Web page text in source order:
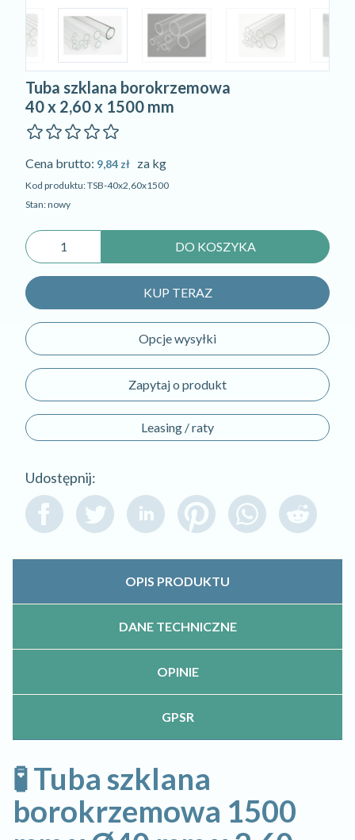
Tuba szklana borokrzemowa
40 x 2,60 x 1500 mm
Cena brutto: 9,84 zł za kg
Kod produktu: TSB-40x2,60x1500
Stan: nowy
DO KOSZYKA
KUP TERAZ
Opcje wysyłki
Zapytaj o produkt
Leasing / raty
Udostępnij:
OPIS PRODUKTU
DANE TECHNICZNE
OPINIE
GPSR
🧪 Tuba szklana
borokrzemowa 1500